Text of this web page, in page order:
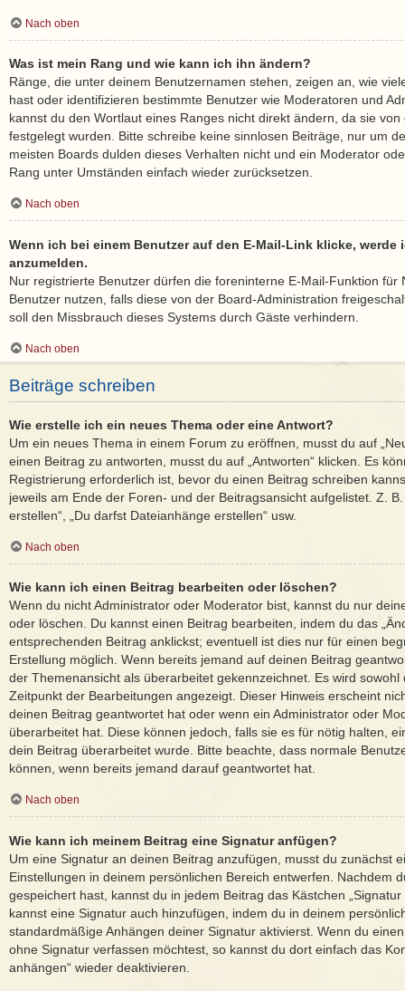
Nach oben
Was ist mein Rang und wie kann ich ihn ändern?
Ränge, die unter deinem Benutzernamen stehen, zeigen an, wie
hast oder identifizieren bestimmte Benutzer wie Moderatoren und
kannst du den Wortlaut eines Ranges nicht direkt ändern, da sie
festgelegt wurden. Bitte schreibe keine sinnlosen Beiträge, nur um
meisten Boards dulden dieses Verhalten nicht und ein Moderator
Rang unter Umständen einfach wieder zurücksetzen.
Nach oben
Wenn ich bei einem Benutzer auf den E-Mail-Link klicke, werde
anzumelden.
Nur registrierte Benutzer dürfen die foreninterne E-Mail-Funktion für
Benutzer nutzen, falls diese von der Board-Administration
soll den Missbrauch dieses Systems durch Gäste verhindern.
Nach oben
Beiträge schreiben
Wie erstelle ich ein neues Thema oder eine Antwort?
Um ein neues Thema in einem Forum zu eröffnen, musst du auf
einen Beitrag zu antworten, musst du auf „Antworten“ klicken. Es
Registrierung erforderlich ist, bevor du einen Beitrag schreiben
jeweils am Ende der Foren- und der Beitragsansicht aufgelistet. Z.
erstellen“, „Du darfst Dateianhänge erstellen“ usw.
Nach oben
Wie kann ich einen Beitrag bearbeiten oder löschen?
Wenn du nicht Administrator oder Moderator bist, kannst du nur
oder löschen. Du kannst einen Beitrag bearbeiten, indem du das
entsprechenden Beitrag anklickst; eventuell ist dies nur für einen
Erstellung möglich. Wenn bereits jemand auf deinen Beitrag
der Themenansicht als überarbeitet gekennzeichnet. Es wird sowohl
Zeitpunkt der Bearbeitungen angezeigt. Dieser Hinweis erscheint
deinen Beitrag geantwortet hat oder wenn ein Administrator oder
überarbeitet hat. Diese können jedoch, falls sie es für nötig halten,
dein Beitrag überarbeitet wurde. Bitte beachte, dass normale
können, wenn bereits jemand darauf geantwortet hat.
Nach oben
Wie kann ich meinem Beitrag eine Signatur anfügen?
Um eine Signatur an deinen Beitrag anzufügen, musst du zunächst
Einstellungen in deinem persönlichen Bereich entwerfen. Nachdem
gespeichert hast, kannst du in jedem Beitrag das Kästchen
kannst eine Signatur auch hinzufügen, indem du in deinem
standardmäßige Anhängen deiner Signatur aktivierst. Wenn du
ohne Signatur verfassen möchtest, so kannst du dort einfach das
anhängen“ wieder deaktivieren.